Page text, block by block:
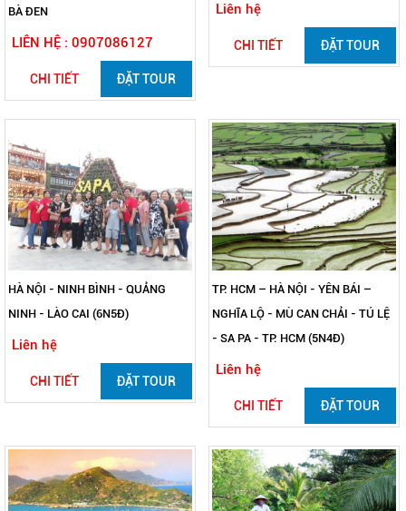
BÀ ĐEN
LIÊN HỆ : 0907086127
CHI TIẾT ĐẶT TOUR
Liên hệ
CHI TIẾT ĐẶT TOUR
HÀ NỘI - NINH BÌNH - QUẢNG
NINH - LÀO CAI (6N5Đ)
Liên hệ
CHI TIẾT ĐẶT TOUR
TP. HCM – HÀ NỘI - YÊN BÁI –
NGHĨA LỘ - MÙ CAN CHẢI - TÚ LỆ
- SA PA - TP. HCM (5N4Đ)
Liên hệ
CHI TIẾT ĐẶT TOUR